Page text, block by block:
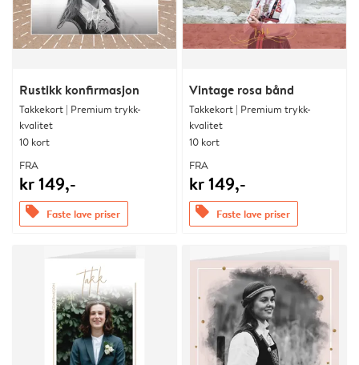
Rustikk konfirmasjon
Takkekort | Premium trykk-
kvalitet
10 kort
FRA
kr 149,-
offers Faste lave priser
Vintage rosa bånd
Takkekort | Premium trykk-
kvalitet
10 kort
FRA
kr 149,-
offers Faste lave priser